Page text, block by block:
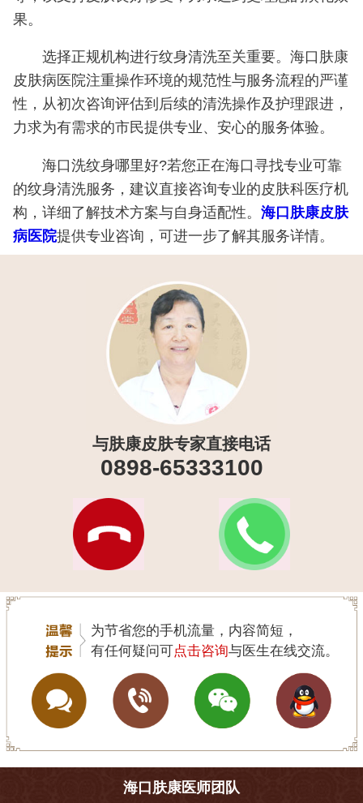
果。
选择正规机构进行纹身清洗至关重要。海口肤康
皮肤病医院注重操作环境的规范性与服务流程的严谨
性，从初次咨询评估到后续的清洗操作及护理跟进，
力求为有需求的市民提供专业、安心的服务体验。
海口洗纹身哪里好?若您正在海口寻找专业可靠
的纹身清洗服务，建议直接咨询专业的皮肤科医疗机
构，详细了解技术方案与自身适配性。 海口肤康皮肤
病医院提供专业咨询，可进一步了解其服务详情。
与肤康皮肤专家直接电话
0898-65333100
为节省您的手机流量，内容简短，
有任何疑问可点击咨询与医生在线交流。
海口肤康医师团队